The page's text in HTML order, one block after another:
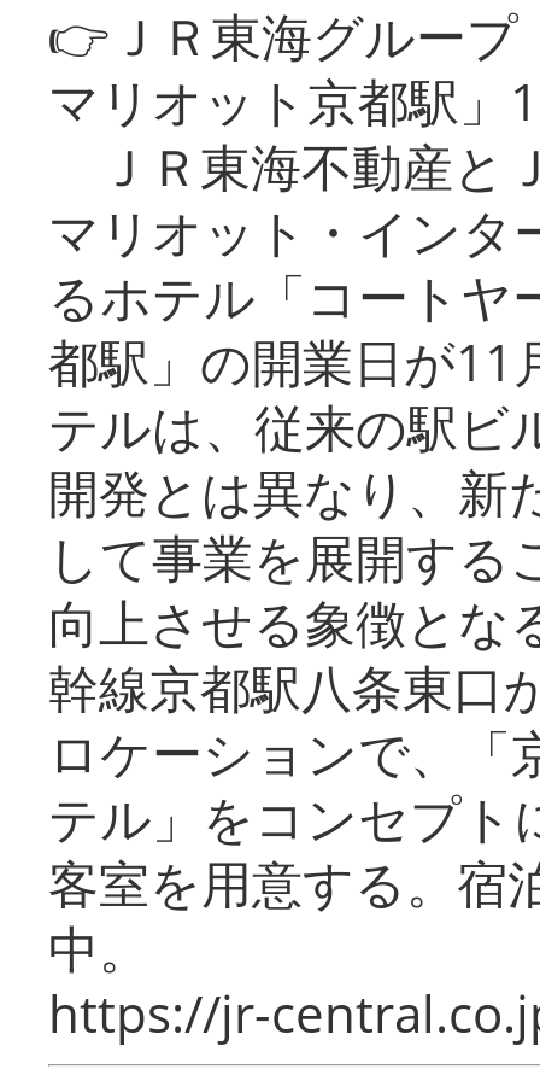
👉ＪＲ東海グルー
マリオット京都駅」
ＪＲ東海不動産と
マリオット・インタ
るホテル「コートヤ
都駅」の開業日が11
テルは、従来の駅ビ
開発とは異なり、新
して事業を展開する
向上させる象徴とな
幹線京都駅八条東口
ロケーションで、「
テル」をコンセプト
客室を用意する。宿
中。
https://jr-